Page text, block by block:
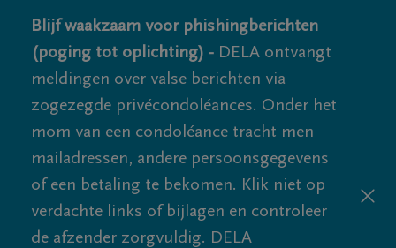
Blijf waakzaam voor phishingberichten
(poging tot oplichting) - DELA ontvangt
meldingen over valse berichten via
zogezegde privécondoléances. Onder het
mom van een condoléance tracht men
mailadressen, andere persoonsgegevens
of een betaling te bekomen. Klik niet op
verdachte links of bijlagen en controleer
de afzender zorgvuldig. DELA